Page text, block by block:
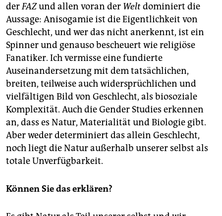
derFAZund allen voran der Weltdominiert die
Aussage: Anisogamie ist die Eigentlichkeit von
Geschlecht, und wer das nicht anerkennt, ist ein
Spinner und genauso bescheuert wie religiöse
Fanatiker. Ich vermisse eine fundierte
Auseinandersetzung mit dem tatsächlichen,
breiten, teilweise auch widersprüchlichen und
vielfältigen Bild von Geschlecht, als biosoziale
Komplexität. Auch die Gender Studies erkennen
an, dass es Natur, Materialität und Biologie gibt.
Aber weder determiniert das allein Geschlecht,
noch liegt die Natur außerhalb unserer selbst als
totale Unverfügbarkeit.
Können Sie das erklären?